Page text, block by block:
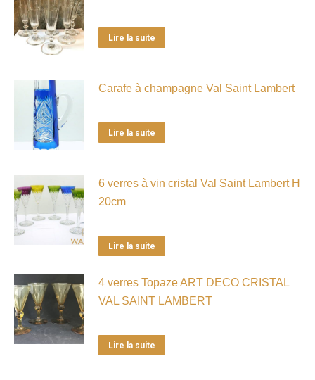
Lire la suite
Carafe à champagne Val Saint Lambert
Lire la suite
6 verres à vin cristal Val Saint Lambert H
20cm
Lire la suite
4 verres Topaze ART DECO CRISTAL
VAL SAINT LAMBERT
Lire la suite